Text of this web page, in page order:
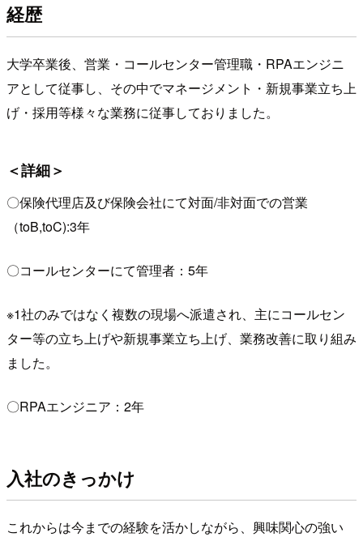
経歴
大学卒業後、営業・コールセンター管理職・RPAエンジニ
アとして従事し、その中でマネージメント・新規事業立ち上
げ・採用等様々な業務に従事しておりました。
＜詳細＞
〇保険代理店及び保険会社にて対面/非対面での営業
（toB,toC):3年
〇コールセンターにて管理者：5年
※1社のみではなく複数の現場へ派遣され、主にコールセン
ター等の立ち上げや新規事業立ち上げ、業務改善に取り組み
ました。
〇RPAエンジニア：2年
入社のきっかけ
これからは今までの経験を活かしながら、興味関心の強い